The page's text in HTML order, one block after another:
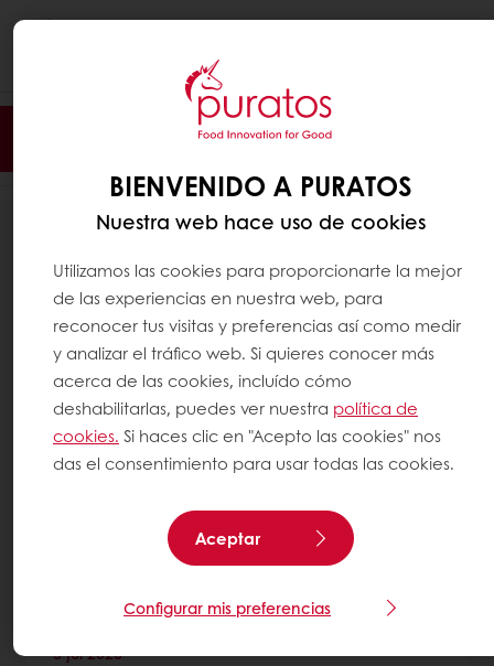
RESULTADOS
REPORTE ANUAL CACAO-TRACE 2025
3 jul 2026
BIENVENIDO A PURATOS
Nuestra web hace uso de cookies
Utilizamos las cookies para proporcionarte la mejor
de las experiencias en nuestra web, para
reconocer tus visitas y preferencias así como medir
y analizar el tráfico web. Si quieres conocer más
acerca de las cookies, incluído cómo
deshabilitarlas, puedes ver nuestra política de
cookies. Si haces clic en "Acepto las cookies" nos
das el consentimiento para usar todas las cookies.
Aceptar
Configurar mis preferencias